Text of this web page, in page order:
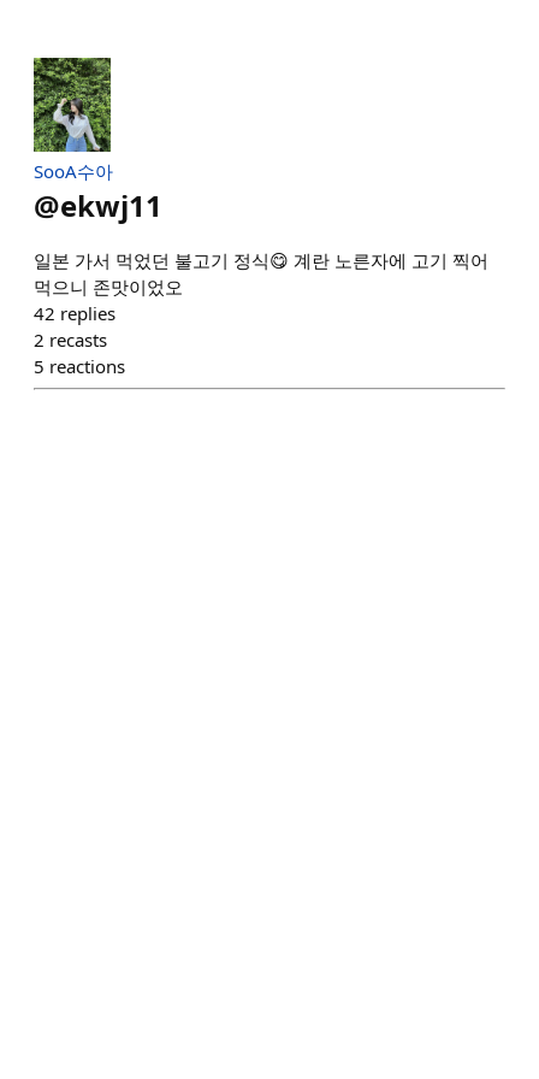
SooA수아
@ekwj11
일본 가서 먹었던 불고기 정식😋 계란 노른자에 고기 찍어
먹으니 존맛이었오
42 replies
2 recasts
5 reactions